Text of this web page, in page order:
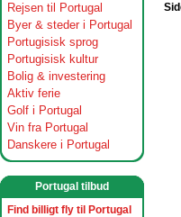
Rejsen til Portugal
Byer & steder i Portugal
Portugisisk sprog
Portugisisk kultur
Bolig & investering
Aktiv ferie
Golf i Portugal
Vin fra Portugal
Danskere i Portugal
Portugal tilbud
Find billigt fly til Portugal